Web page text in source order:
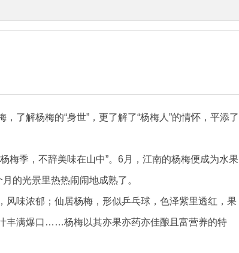
了解杨梅的“身世”，更了解了“杨梅人”的情怀，平添了
梅季，不辞美味在山中”。6月，江南的杨梅便成为水果
的光景里热热闹闹地成熟了。
风味浓郁；仙居杨梅，形似乒乓球，色泽紫里透红，果
丰满爆口……杨梅以其亦果亦药亦佳酿且富营养的特